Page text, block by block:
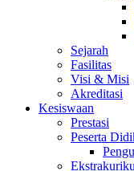
Sejarah
Fasilitas
Visi & Misi
Akreditasi
Kesiswaan
Prestasi
Peserta